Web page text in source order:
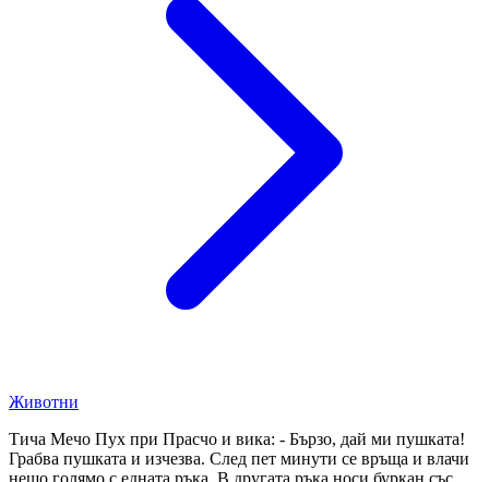
Животни
Тича Мечо Пух при Прасчо и вика: - Бързо, дай ми пушката!
Грабва пушката и изчезва. След пет минути се връща и влачи
нещо голямо с едната ръка. В другата ръка носи буркан със